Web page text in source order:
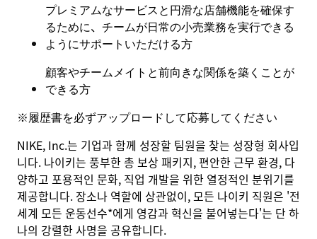
プレミアムなサービスと円滑な店舗機能を確保す
るために、チームが日常の小売業務を実行できる
ようにサポートいただける方
顧客やチームメイトと前向きな関係を築くことが
できる方
※履歴書を必ずアップロードして応募してください
NIKE, Inc.는 기업과 함께 성장할 팀원을 찾는 성장형 회사입
니다. 나이키는 풍부한 총 보상 패키지, 편안한 근무 환경, 다
양하고 포용적인 문화, 직업 개발을 위한 열정적인 분위기를
제공합니다. 장소나 역할에 상관없이, 모든 나이키 직원은 '전
세계 모든 운동선수*에게 영감과 혁신을 불어넣는다'는 단 하
나의 강렬한 사명을 공유합니다.